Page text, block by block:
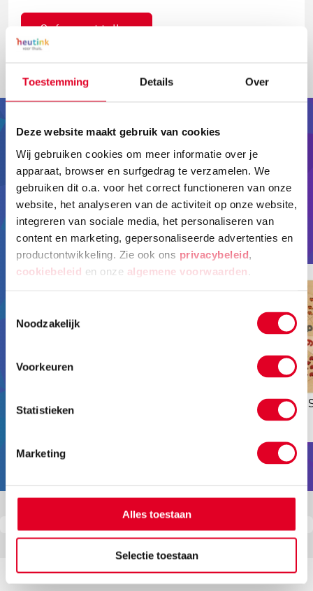
Toestemming Details Over
Deze website maakt gebruik van cookies
Wij gebruiken cookies om meer informatie over je
apparaat, browser en surfgedrag te verzamelen. We
gebruiken dit o.a. voor het correct functioneren van onze
website, het analyseren van de activiteit op onze website,
integreren van sociale media, het personaliseren van
content en marketing, gepersonaliseerde advertenties en
productontwikkeling. Zie ook ons privacybeleid
cookiebeleid en onze algemene voorwaarden
Noodzakelijk
Voorkeuren
Statistieken
Marketing
Alles toestaan
Selectie toestaan
Oefen met tellen
Handige hulpmiddelen
Met deze producten kun je thuis spelenderwijs met je
kleuter het tellen oefenen.
Meer producten voor tellen
Dobbelstenen -
REKENWERK.
Telrondo | Educo |
TELWERK.
€ 56,92